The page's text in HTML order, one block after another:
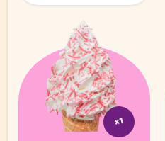
x1